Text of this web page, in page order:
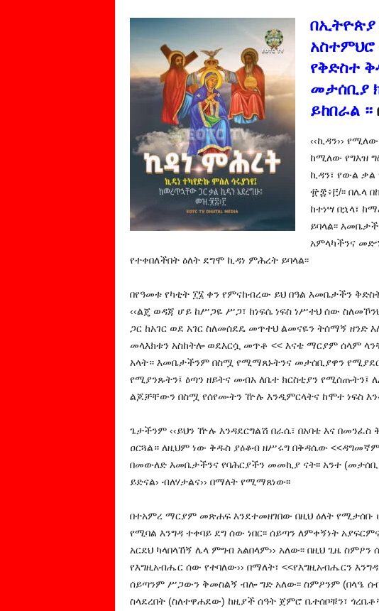
በኢትዮጵያ
አስተምህሮ
የቅድስተ
መታሰቢያ
ይከበራል ።
‹‹ኪዳን››
ከሚለው የግእዝ
ኪዳን፣ የውል ቃል
፹፰፥፫/፡፡ በሌላ
ከተነሣ በኋላ፣
ይባላል፡፡
አምላካችንና
የተቀበለችበት ዕለት ደግሞ ኪዳነ ምሕረት ይባላል፡፡
በየዓመቱ የካቲት ፲፮ ቀን የምናከብረው ይህ በዓል እመቤታችን
‹‹ልጄ ወዳጃ ሆይ ከሥጋዬ ሥጋ፣ ከነፍሴ ነፍስ ነሥተህ ሰው
ጋር ከአገር ወደ አገር ስለመሰደዴ መጥተህ ልመናዬን ትሰማኝ ዘንድ
መላእክቱን አስከትሎ ወደእርሷ መጥቶ << እናቴ ማርያም ሰላም
አላት። እመቤታችንም በስሟ የሚማጸኑትንና መታሰቢያዋን
የሚያንጹትን፤ ዕጣን ዘይትና መብአ ለቤተ ክርስቲያን
ልጆቻቸውን በስሟ የሰየሙትን ዅሉ እንዲምርላትና ከሞተ ነፍስ
ጌታችንም ‹‹ይህን ዅሉ እንዳደርግልሽ በራሴ፣ በአባቴ እና
ዐርጓል። ለዚህም ነው ቅዱስ ያዕቆብ ዘሥሩግ በቅዳሴው
በመውለድ እመቤታችንና የባሕርያችን መመኪያ ናት፡፡ አንተ
ይድናል› ብለሃታልና›› በማለት የሚማጸነው፡፡
በተአምረ ማርያም መጽሐፍ እንደተመዘገበው በዚህ ዕለት የሚታሰቡ
የሚባል እንግዳ ተቀባይ ደግ ሰው ነበር፡፡ ሰይጣን ለምቀኝነት
አርደህ ካላበላኸኝ ሌላ ምግብ አልበላም›› አለው፡፡ በዚህ ጊዜ
የእግዚአብሔር ሰው የተባለው›› በማለት፣ <<የእግዚአብሔርን
ሰይጣንም ሥጋውን ቅመስልኝ ብሎ ግድ አለው፡፡ ስምዖንም (በላዔ
ስላደረበት (ስለተዋሐደው) ከዚያች ሰዓት ጀምሮ ቤተሰቦቹን፣